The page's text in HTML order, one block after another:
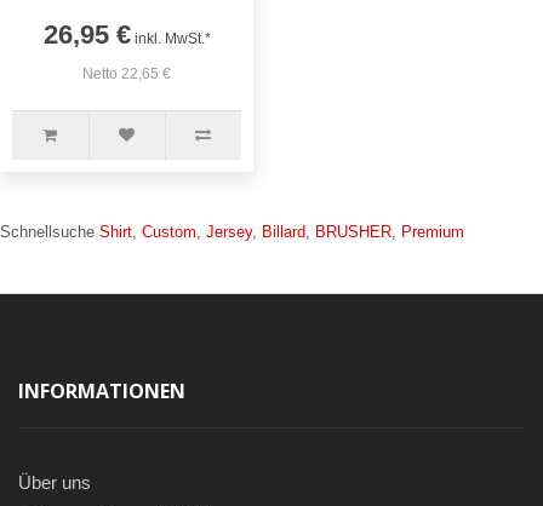
26,95 €inkl. MwSt.*
Netto 22,65 €
Schnellsuche Shirt Custom Jersey, Billard BRUSHER Premium
INFORMATIONEN
Über uns